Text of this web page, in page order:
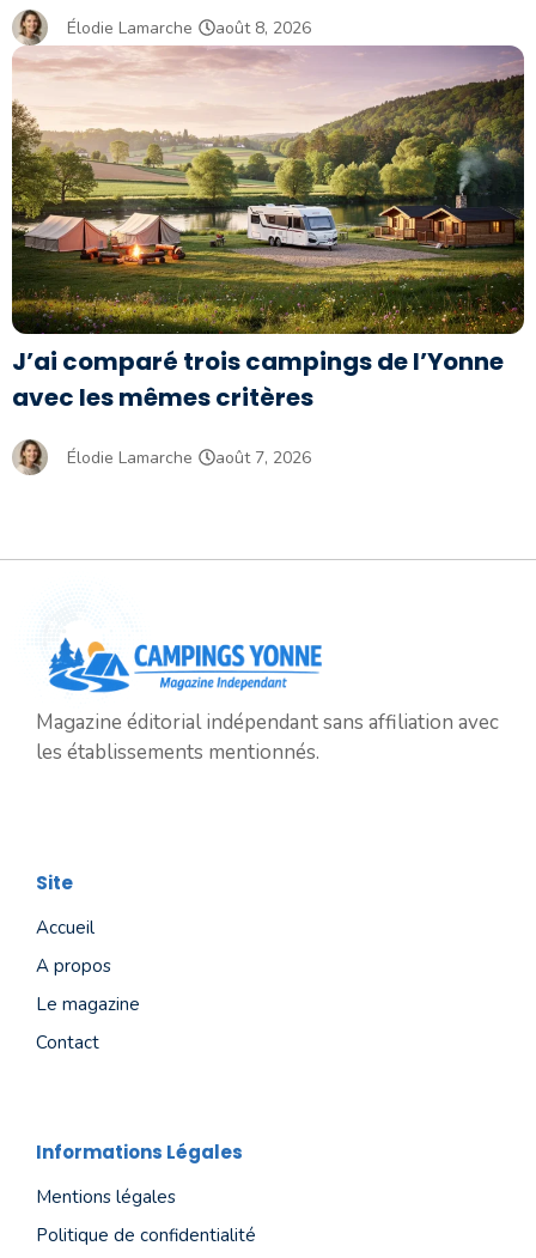
Élodie Lamarche août 8, 2026
J’ai comparé trois campings de l’Yonne
avec les mêmes critères
Élodie Lamarche août 7, 2026
Magazine éditorial indépendant sans affiliation avec
les établissements mentionnés.
Site
Accueil
A propos
Le magazine
Contact
Informations Légales
Mentions légales
Politique de confidentialité